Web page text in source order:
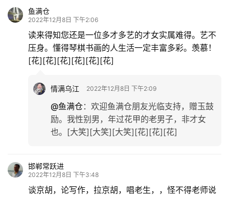
鱼满仓
2022年12月8日 下午2:06
读来得知您还是一位多才多艺的才女实属难得。艺不
压身。懂得琴棋书画的人生活一定丰富多彩。羡慕！
[花][花][花][花][花][花]
情满乌江 2022年12月8日 下午2:09
@鱼满仓： 欢迎鱼满仓朋友光临支持，赠玉鼓
励。我性别男，年过花甲的老男子，非才女
也。[大笑][大笑][大笑][花][花][花]
邯郸常跃进
2022年12月8日 下午3:48
谈京胡，论写作，拉京胡，唱老生，，怪不得老师说